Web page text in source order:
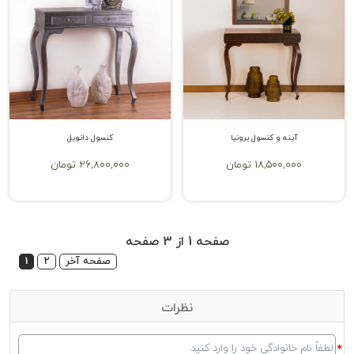
میز کنسول چوبی ساده
میز کنسول چوبی مدرن
میز کنسول چوبی کلاسیک
میز کنسول چوبی سلطنتی
در ادامه با توضیح هر یک از این مدل‌ها، می‌توانید با انواع میز کنسول
چوبی آشنا شده و در انتخاب محصول موردنظر انتخاب بهتری داشته باشید.
یکی از پرطرفدارترین مدل‌های میز کنسول چوبی، کنسول چوبی ساده است.
محصولات دکوراتیو به راحتی وجود داشته باشد. از این گذشته در کنار این
موضوع شما می‌توانید تزئینات مختلفی را نیز روی این نوع از میزهای
کنسول قرار دهید. برخلاف سایر مدل‌ها که معمولاً دارای طرح‌های شلوغی
بیش از پیش دیده شده و جذابیت‌های دکوراسیون خانه شما چند برابر
شود. با خرید جدیدترین آینه و کنسول ساده می‌توانید سبک‌های مختلفی از
دکوراسیون را در خانه خود پیاده سازی نمایید. البته برای خرید این محصول
لازم است تا به نکات زیر نیز دقت کنید:
آینه و کنسول برونیا
18,500,000 تومان
کنسول دانویل
26,800,000 تومان
صفحه 1 از 3 صفحه
1 2 صفحه آخر
نظرات